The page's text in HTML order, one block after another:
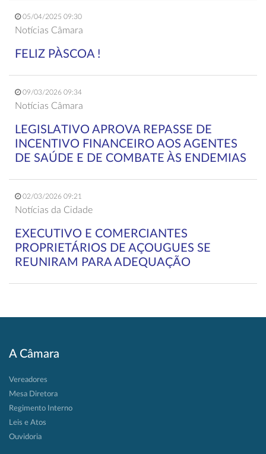
05/04/2025 09:30
Notícias Câmara
FELIZ PÀSCOA !
09/03/2026 09:34
Notícias Câmara
LEGISLATIVO APROVA REPASSE DE
INCENTIVO FINANCEIRO AOS AGENTES
DE SAÚDE E DE COMBATE ÀS ENDEMIAS
02/03/2026 09:21
Notícias da Cidade
EXECUTIVO E COMERCIANTES
PROPRIETÁRIOS DE AÇOUGUES SE
REUNIRAM PARA ADEQUAÇÃO
A Câmara
Vereadores
Mesa Diretora
Regimento Interno
Leis e Atos
Ouvidoria